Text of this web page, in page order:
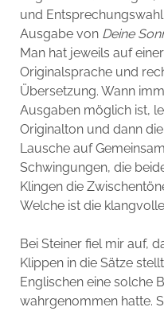
und
Ausgabe von Deine
Man hat jeweils auf
Originalsprache und
Übersetzung. Wann
Ausgaben möglich ist,
Originalton und dann
Lausche auf
Schwingungen, die
Klingen die
Welche ist die
Bei Steiner fiel mir auf,
Klippen in die Sätze
Englischen eine solche
wahrgenommen hatte.